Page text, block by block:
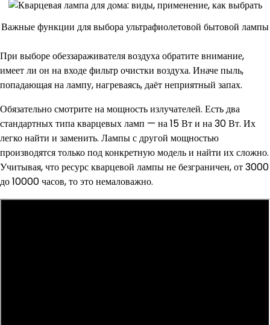
Важные функции для выбора ультрафиолетовой бытовой лампы
При выборе обеззараживателя воздуха обратите внимание,
имеет ли он на входе фильтр очистки воздуха. Иначе пыль,
попадающая на лампу, нагреваясь, даёт неприятный запах.
Обязательно смотрите на мощность излучателей. Есть два
стандартных типа кварцевых ламп — на 15 Вт и на 30 Вт. Их
легко найти и заменить. Лампы с другой мощностью
производятся только под конкретную модель и найти их сложно.
Учитывая, что ресурс кварцевой лампы не безграничен, от 3000
до 10000 часов, то это немаловажно.